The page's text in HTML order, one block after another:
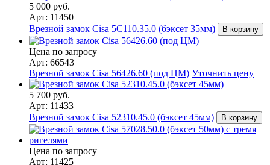
5 000 руб.
Арт: 11450
Врезной замок Cisa 5C110.35.0 (бэксет 35мм)
В корзину
Цена по запросу
Арт: 66543
Врезной замок Cisa 56426.60 (под ЦМ) Уточнить цену
5 700 руб.
Арт: 11433
Врезной замок Cisa 52310.45.0 (бэксет 45мм)
В корзину
Цена по запросу
Арт: 11425